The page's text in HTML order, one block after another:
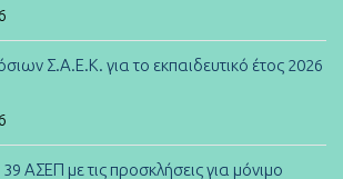
Σ.Α.Ε.Κ. για το εκπαιδευτικό έτος 2026
ΑΣΕΠ με τις προσκλήσεις για μόνιμο